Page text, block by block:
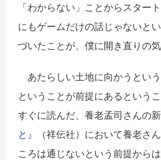
「わからない」ことからスター
にもゲームだけの話じゃないと
づいたことが、僕に開き直りの気
あたらしい土地に向かうとい
ということが前提にあるという
すぐに読んだ、養老孟司さんの
と』
（祥伝社）において養老さ
ころは通じないという前提から